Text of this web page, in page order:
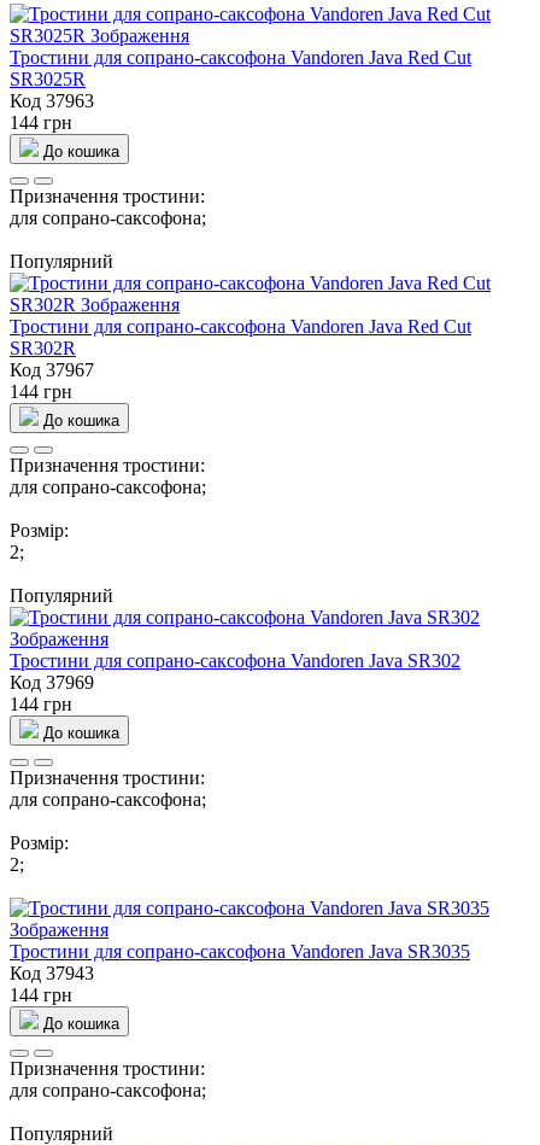
Тростини для сопрано-саксофона Vandoren Java Red Cut
SR3025R
Код 37963
144 грн
До кошика
Призначення тростини:
для сопрано-саксофона;
Популярний
Тростини для сопрано-саксофона Vandoren Java Red Cut
SR302R
Код 37967
144 грн
До кошика
Призначення тростини:
для сопрано-саксофона;
Розмір:
2;
Популярний
Тростини для сопрано-саксофона Vandoren Java SR302
Код 37969
144 грн
До кошика
Призначення тростини:
для сопрано-саксофона;
Розмір:
2;
Тростини для сопрано-саксофона Vandoren Java SR3035
Код 37943
144 грн
До кошика
Призначення тростини:
для сопрано-саксофона;
Популярний